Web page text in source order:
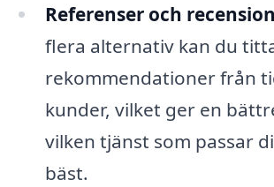
Referenser och
flera alternativ kan du
rekommendationer från
kunder, vilket ger en
vilken tjänst som passar
bäst.